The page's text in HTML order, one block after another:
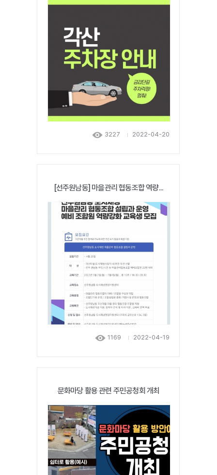
3227 2022-04-20
[선주원남동] 마을관리 협동조합 역량...
1169 2022-04-19
문화마당 활용 관련 주민공청회 개최